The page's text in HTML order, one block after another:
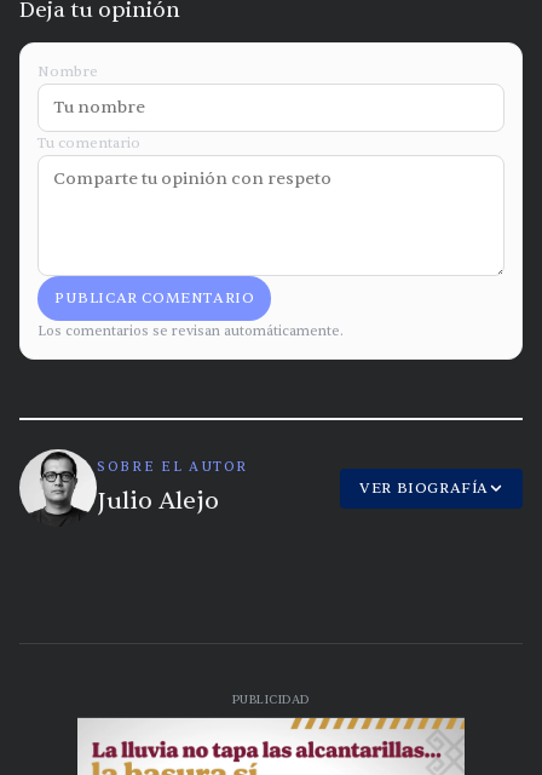
Deja tu opinión
Nombre
Tu comentario
PUBLICAR COMENTARIO
Los comentarios se revisan automáticamente.
SOBRE EL AUTOR
Julio Alejo VER BIOGRAFÍA
PUBLICIDAD